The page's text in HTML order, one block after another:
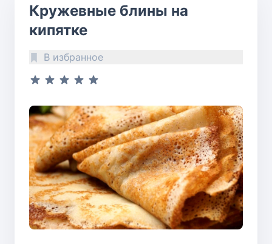
Кружевные блины на
кипятке
В избранное